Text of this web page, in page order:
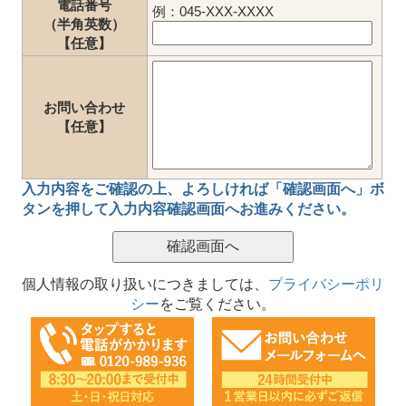
電話番号
（半角英数）
【任意】
例：045-XXX-XXXX
お問い合わせ
【任意】
入力内容をご確認の上、
よろしければ「確認画面へ」ボ
タンを押して 入力内容確認画面へお進みください。
個人情報の取り扱いにつきましては、 プライバシーポリ
シーをご覧ください。